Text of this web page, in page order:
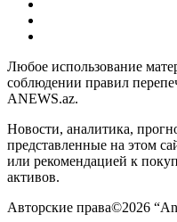
Любое использование
соблюдении правил
ANEWS.az.
Новости, аналитика,
представленные на этом
или рекомендацией к
активов.
Авторские права©2026